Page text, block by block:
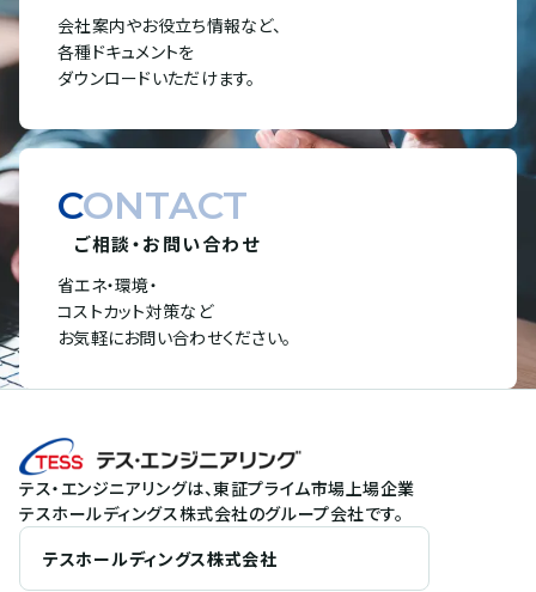
会社案内やお役立ち情報など、
各種ドキュメントを
ダウンロードいただけます。
CONTACT
ご相談・お問い合わせ
省エネ・環境・
コストカット対策など
お気軽にお問い合わせください。
テス・エンジニアリングは、東証プライム市場上場企業
テスホールディングス株式会社のグループ会社です。
テスホールディングス株式会社